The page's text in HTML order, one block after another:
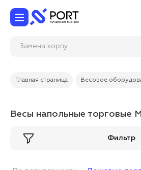
Замена корпуса телефон
Главная страница Весовое
Весы напольные торговые
Фильтр